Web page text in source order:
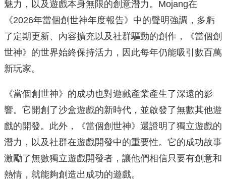
魅力，以及遊戲本身無限的創意潛力。Mojang在
《2026年當個創世神年度報告》中的聲明強調，多虧
了定期更新、內容擴充以及社群驅動的創作，《當個創
世神》的世界始終保持活力，因此每年仍能吸引數百萬
新玩家。
《當個創世神》的成功也對遊戲產業產生了深遠的影
響。它開創了沙盒遊戲的新時代，並啟發了無數其他遊
戲的開發。此外，《當個創世神》還證明了獨立遊戲的
潛力，以及社群在遊戲開發中的重要性。它的成功故事
激勵了無數獨立遊戲開發者，讓他們相信只要有創意和
熱情，就能夠創造出成功的遊戲。